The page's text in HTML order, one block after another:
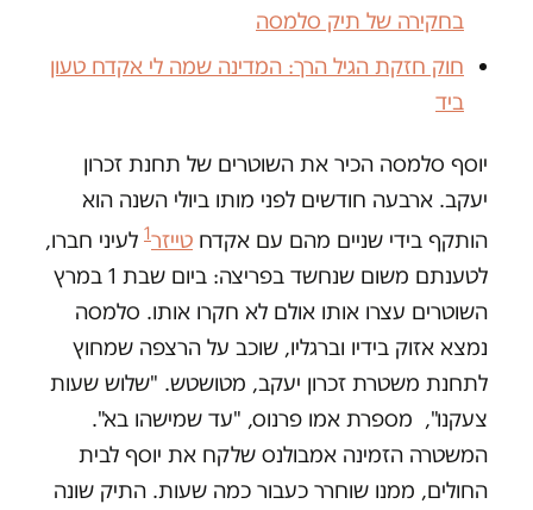
בחקירה של תיק סלמסה
חוק חזקת הגיל הרך: המדינה שמה לי אקדח טעון
ביד
יוסף סלמסה הכיר את השוטרים של תחנת זכרון
יעקב. ארבעה חודשים לפני מותו ביולי השנה הוא
הותקף בידי שניים מהם עם אקדח טייזר1 לעיני חברו,
לטענתם משום שנחשד בפריצה: ביום שבת 1 במרץ
השוטרים עצרו אותו אולם לא חקרו אותו. סלמסה
נמצא אזוק בידיו וברגליו, שוכב על הרצפה שמחוץ
לתחנת משטרת זכרון יעקב, מטושטש. "שלוש שעות
צעקנו", מספרת אמו פרנוס, "עד שמישהו בא".
המשטרה הזמינה אמבולנס שלקח את יוסף לבית
החולים, ממנו שוחרר כעבור כמה שעות. התיק שונה